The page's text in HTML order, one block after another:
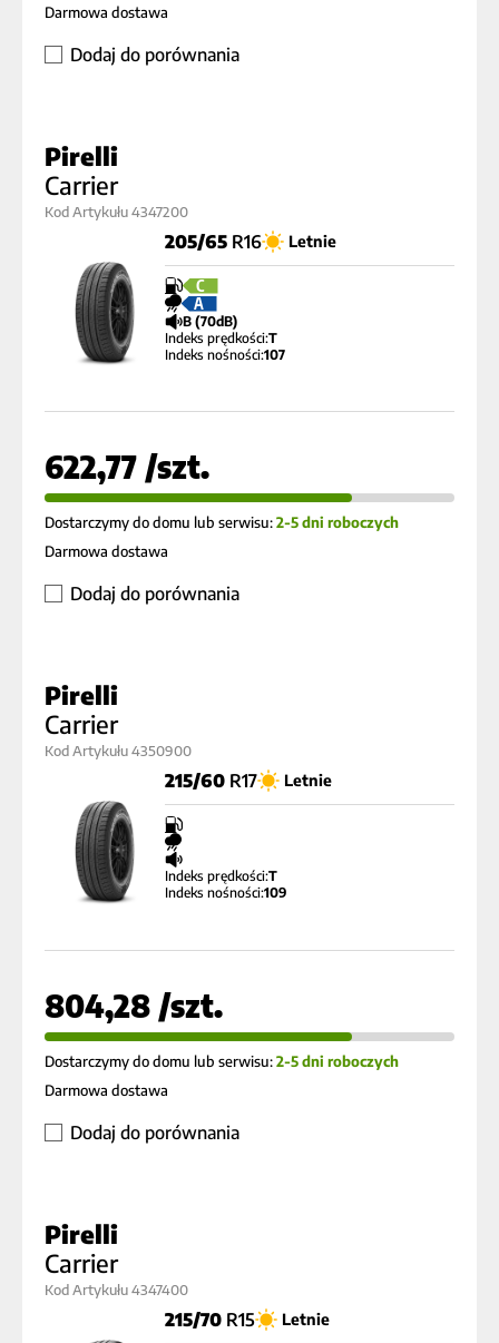
Darmowa dostawa
Dodaj do porównania
Pirelli
Carrier
Kod Artykułu 4347200
205/65R16 Letnie
C
A
B (70dB)
Indeks prędkości:T
Indeks nośności:107
622,77 /szt.
Dostarczymy do domu lub serwisu:2-5 dni roboczych
Darmowa dostawa
Dodaj do porównania
Pirelli
Carrier
Kod Artykułu 4350900
215/60R17 Letnie
Indeks prędkości:T
Indeks nośności:109
804,28 /szt.
Dostarczymy do domu lub serwisu:2-5 dni roboczych
Darmowa dostawa
Dodaj do porównania
Pirelli
Carrier
Kod Artykułu 4347400
215/70R15 Letnie